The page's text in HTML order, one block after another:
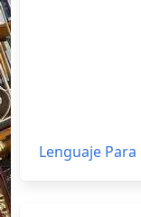
Lenguaje